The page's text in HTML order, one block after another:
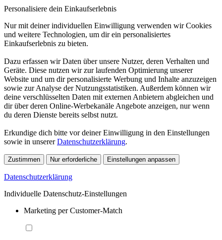
Personalisiere dein Einkaufserlebnis
Nur mit deiner individuellen Einwilligung verwenden wir Cookies
und weitere Technologien, um dir ein personalisiertes
Einkaufserlebnis zu bieten.
Dazu erfassen wir Daten über unsere Nutzer, deren Verhalten und
Geräte. Diese nutzen wir zur laufenden Optimierung unserer
Website und um dir personalisierte Werbung und Inhalte anzuzeigen
sowie zur Analyse der Nutzungsstatistiken. Außerdem können wir
deine verschlüsselten Daten mit externen Anbietern abgleichen und
dir über deren Online-Werbekanäle Angebote anzeigen, nur wenn
du deren Dienste bereits selbst nutzt.
Erkundige dich bitte vor deiner Einwilligung in den Einstellungen
sowie in unsererDatenschutzerklärung.
Zustimmen Nur erforderliche Einstellungen anpassen
Datenschutzerklärung
Individuelle Datenschutz-Einstellungen
Marketing per Customer-Match